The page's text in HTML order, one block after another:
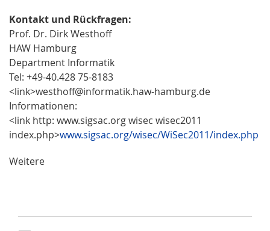
Kontakt und Rückfragen:
Prof. Dr. Dirk Westhoff
HAW Hamburg
Department Informatik
Tel: +49-40.428 75-8183
<link>westhoff@informatik.haw-hamburg.de
Informationen:
<link http: www.sigsac.org wisec wisec2011
index.php>www.sigsac.org/wisec/WiSec2011/index.php
Weitere